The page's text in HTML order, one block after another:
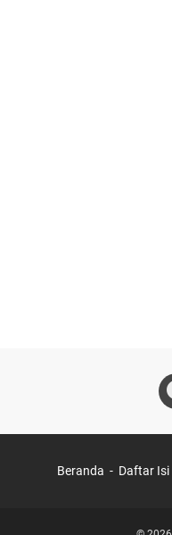
Beranda Daftar Isi